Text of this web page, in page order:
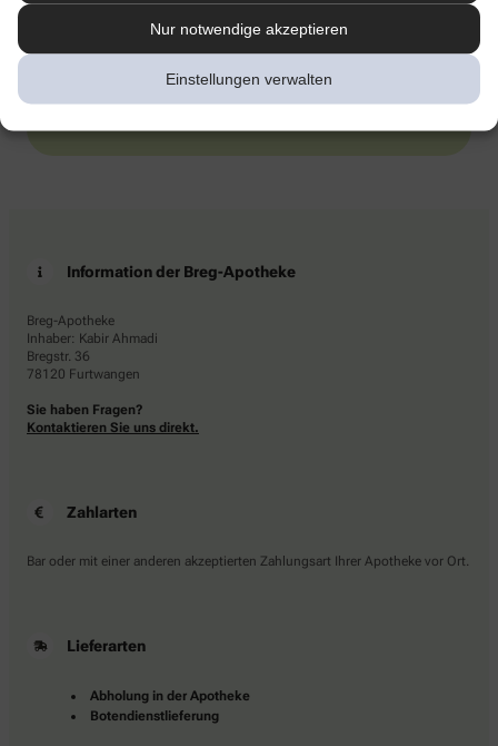
Nur notwendige akzeptieren
Einstellungen verwalten
AHD.
31.12.2026. Mindestbestellwert: 50,00 €. Gültig auf das
gesamte Sortiment, ausgeschlossen rezeptpflichtige Produkte.
Information der Breg-Apotheke
Breg-Apotheke
Inhaber: Kabir Ahmadi
Bregstr. 36
78120 Furtwangen
Sie haben Fragen?
Kontaktieren Sie uns direkt.
Zahlarten
Bar oder mit einer anderen akzeptierten Zahlungsart Ihrer Apotheke vor Ort.
Lieferarten
Abholung in der Apotheke
Botendienstlieferung